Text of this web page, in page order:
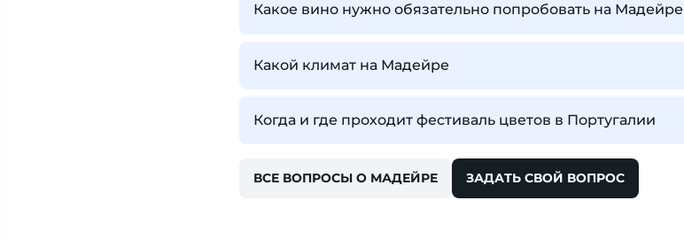
Какое вино нужно обязательно попробовать на Мадейре
Какой климат на Мадейре
Когда и где проходит фестиваль цветов в Португалии
ВСЕ ВОПРОСЫ О МАДЕЙРЕ ЗАДАТЬ СВОЙ ВОПРОС